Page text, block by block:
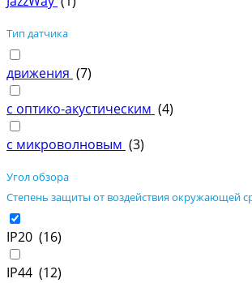
Тип датчика
движения (7)
с оптико-акустическим (4)
с микроволновым (3)
Угол обзора
Степень защиты от воздействия окружающей
IP20 (16)
IP44 (12)